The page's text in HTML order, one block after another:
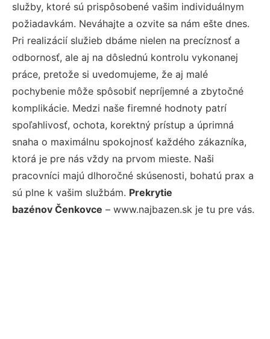
služby, ktoré sú prispôsobené vašim individuálnym
požiadavkám. Neváhajte a ozvite sa nám ešte dnes.
Pri realizácií služieb dbáme nielen na precíznosť a
odbornosť, ale aj na dôslednú kontrolu vykonanej
práce, pretože si uvedomujeme, že aj malé
pochybenie môže spôsobiť nepríjemné a zbytočné
komplikácie. Medzi naše firemné hodnoty patrí
spoľahlivosť, ochota, korektný prístup a úprimná
snaha o maximálnu spokojnosť každého zákazníka,
ktorá je pre nás vždy na prvom mieste. Naši
pracovníci majú dlhoročné skúsenosti, bohatú prax a
sú plne k vašim službám. Prekrytie
bazénov Čenkovce – www.najbazen.sk je tu pre vás.